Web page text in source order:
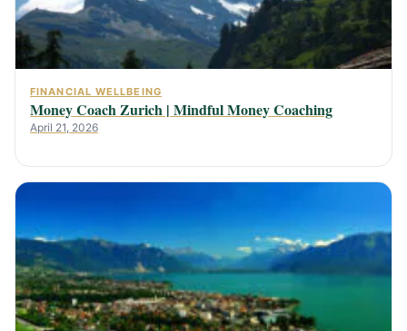
FINANCIAL WELLBEING
Money Coach Zurich | Mindful Money Coaching
April 21, 2026